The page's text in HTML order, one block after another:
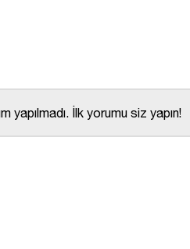
yapılmadı. İlk yorumu siz yapın!